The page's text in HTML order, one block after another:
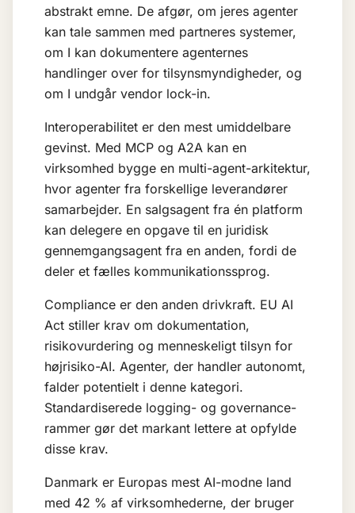
abstrakt emne. De afgør, om jeres agenter
kan tale sammen med partneres systemer,
om I kan dokumentere agenternes
handlinger over for tilsynsmyndigheder, og
om I undgår vendor lock-in.
Interoperabilitet er den mest umiddelbare
gevinst. Med MCP og A2A kan en
virksomhed bygge en multi-agent-arkitektur,
hvor agenter fra forskellige leverandører
samarbejder. En salgsagent fra én platform
kan delegere en opgave til en juridisk
gennemgangsagent fra en anden, fordi de
deler et fælles kommunikationssprog.
Compliance er den anden drivkraft. EU AI
Act stiller krav om dokumentation,
risikovurdering og menneskeligt tilsyn for
højrisiko-AI. Agenter, der handler autonomt,
falder potentielt i denne kategori.
Standardiserede logging- og governance-
rammer gør det markant lettere at opfylde
disse krav.
Danmark er Europas mest AI-modne land
med 42 % af virksomhederne, der bruger